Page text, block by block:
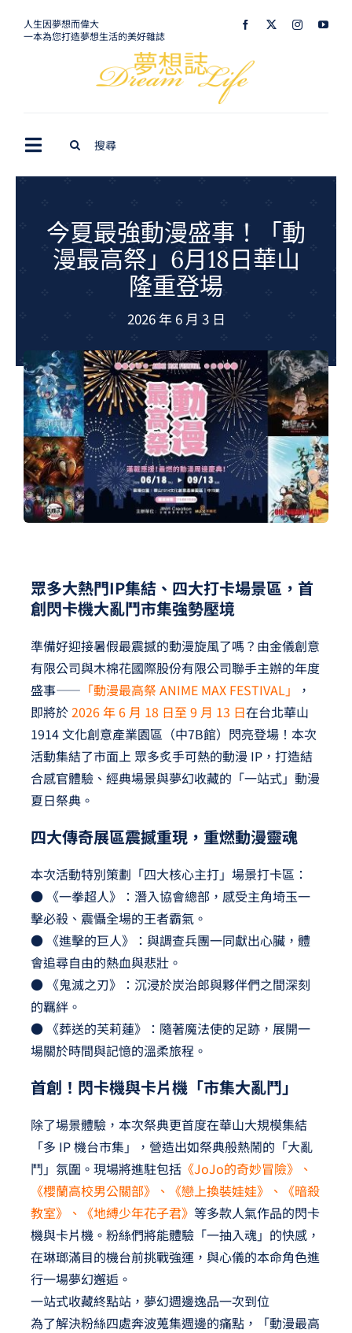
人生因夢想而偉大
一本為您打造夢想生活的美好雜誌
Toggle
Navigation
生活美學
夢想TV
GCU大賽
夢想購物
今夏最強動漫盛事！「動
漫最高祭」6月18日華山
隆重登場
2026 年 6 月 3 日
眾多大熱門IP集結、四大打卡場景區，首
創閃卡機大亂鬥市集強勢壓境
準備好迎接暑假最震撼的動漫旋風了嗎？由金儀創意
有限公司與木棉花國際股份有限公司聯手主辦的年度
盛事—— 「動漫最高祭 ANIME MAX FESTIVAL」
，
即將於2026 年 6 月 18 日至 9 月 13 日在台北華山
1914 文化創意產業園區（中7B館）閃亮登場！本次
活動集結了市面上 眾多炙手可熱的動漫 IP，打造結
合感官體驗、經典場景與夢幻收藏的「一站式」動漫
夏日祭典。
四大傳奇展區震撼重現，重燃動漫靈魂
本次活動特別策劃「四大核心主打」場景打卡區：
● 《一拳超人》：潛入協會總部，感受主角埼玉一
擊必殺、震懾全場的王者霸氣。
● 《進擊的巨人》：與調查兵團一同獻出心臟，體
會追尋自由的熱血與悲壯。
● 《鬼滅之刃》：沉浸於炭治郎與夥伴們之間深刻
的羈絆。
● 《葬送的芙莉蓮》：隨著魔法使的足跡，展開一
場關於時間與記憶的溫柔旅程。
首創！閃卡機與卡片機「市集大亂鬥」
除了場景體驗，本次祭典更首度在華山大規模集結
「多 IP 機台市集」，營造出如祭典般熱鬧的「大亂
鬥」氛圍。現場將進駐包括《JoJo的奇妙冒險》、
《櫻蘭高校男公關部》、《戀上換裝娃娃》、《暗殺
教室》、《地縛少年花子君》 等多款人氣作品的閃卡
機與卡片機。粉絲們將能體驗「一抽入魂」的快感，
在琳瑯滿目的機台前挑戰強運，與心儀的本命角色進
行一場夢幻邂逅。
一站式收藏終點站，夢幻週邊逸品一次到位
為了解決粉絲四處奔波蒐集週邊的痛點，「動漫最高